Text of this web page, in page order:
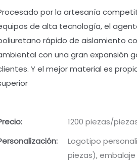
por la artesanía
de alta tecnología, el
rápido de aislamiento
con una gran expansión
Y el mejor material es
1200 piezas/
Logotipo
piezas),